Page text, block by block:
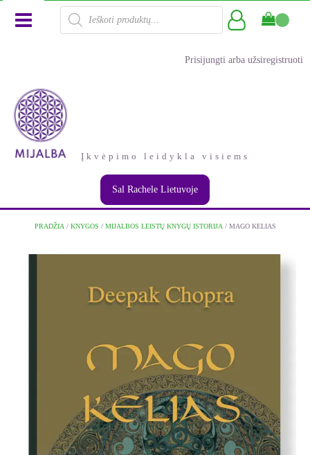
Products
search
Prisijungti arba užsiregistruoti
Įkvėpimo leidykla visiems
Sal Rachele Lietuvoje
PRADŽIA / KNYGOS / MIJALBOS LEISTŲ KNYGŲ ISTORIJA / MAGO KELIAS